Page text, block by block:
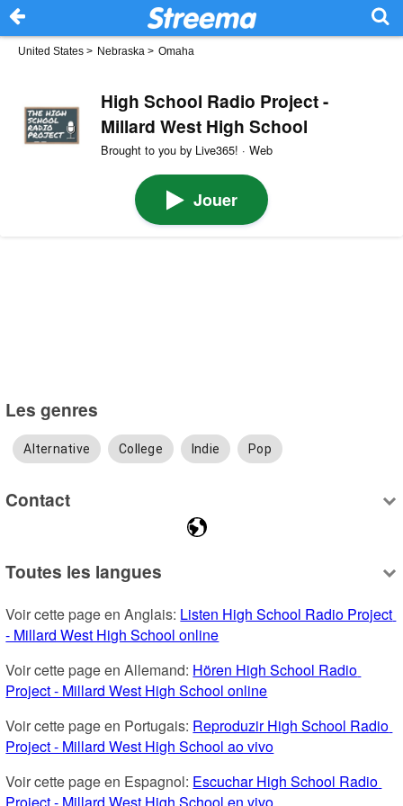
United States > Nebraska > Omaha
High School Radio Project -
Millard West High School
Brought to you by Live365! · Web
Jouer
Les genres
Alternative College Indie Pop
Contact
Toutes les langues
Voir cette page en Anglais: Listen High School Radio Project
- Millard West High School online
Voir cette page en Allemand: Hören High School Radio
Project - Millard West High School online
Voir cette page en Portugais: Reproduzir High School Radio
Project - Millard West High School ao vivo
Voir cette page en Espagnol: Escuchar High School Radio
Project - Millard West High School en vivo